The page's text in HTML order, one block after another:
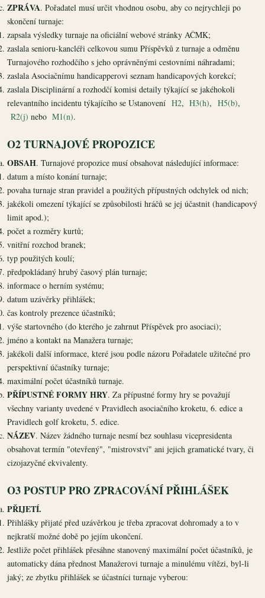
ZPRÁVA. Pořadatel musí určit vhodnou osobu, aby co nejrychleji po
skončení turnaje:
zapsala výsledky turnaje na oficiální webové stránky AČMK;
zaslala senioru-kancléři celkovou sumu Příspěvků z turnaje a odměnu
Turnajového rozhodčího s jeho oprávněnými cestovními náhradami;
zaslala Asociačnímu handicapperovi seznam handicapových korekcí;
zaslala Disciplinární a rozhodčí komisi detaily týkající se jakéhokoli
relevantního incidentu týkajícího se Ustanovení H2, H3(h), H5(b),
R2(j) nebo M1(n).
O2 TURNAJOVÉ PROPOZICE
OBSAH. Turnajové propozice musí obsahovat následující informace:
datum a místo konání turnaje;
povaha turnaje stran pravidel a použitých přípustných odchylek od nich;
jakékoli omezení týkající se způsobilosti hráčů se jej účastnit (handicapový
limit apod.);
počet a rozměry kurtů;
vnitřní rozchod branek;
typ použitých koulí;
předpokládaný hrubý časový plán turnaje;
informace o herním systému;
datum uzávěrky přihlášek;
čas kontroly prezence účastníků;
výše startovného (do kterého je zahrnut Příspěvek pro asociaci);
jméno a kontakt na Manažera turnaje;
jakékoli další informace, které jsou podle názoru Pořadatele užitečné pro
perspektivní účastníky turnaje;
maximální počet účastníků turnaje.
PŘÍPUSTNÉ FORMY HRY. Za přípustné formy hry se považují
všechny varianty uvedené v Pravidlech asociačního kroketu, 6. edice a
Pravidlech golf kroketu, 5. edice.
NÁZEV. Název žádného turnaje nesmí bez souhlasu vicepresidenta
obsahovat termín "otevřený", "mistrovství" ani jejich gramatické tvary, či
cizojazyčné ekvivalenty.
O3 POSTUP PRO ZPRACOVÁNÍ PŘIHLÁŠEK
PŘIJETÍ.
Přihlášky přijaté před uzávěrkou je třeba zpracovat dohromady a to v
nejkratší možné době po jejím ukončení.
Jestliže počet přihlášek přesáhne stanovený maximální počet účastníků, je
automaticky dána přednost Manažerovi turnaje a minulému vítězi, byl-li
jaký; ze zbytku přihlášek se účastníci turnaje vyberou: